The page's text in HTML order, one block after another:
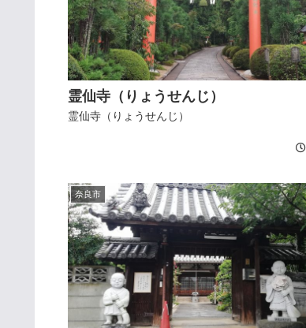
霊仙寺（りょうせんじ）
霊仙寺（りょうせんじ）
奈良市